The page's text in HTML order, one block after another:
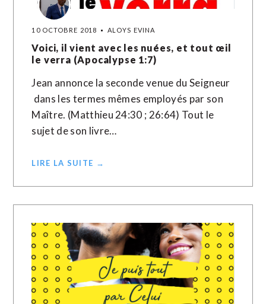
10 OCTOBRE 2018 ALOYS EVINA
Voici, il vient avec les nuées, et tout œil
le verra (Apocalypse 1:7)
Jean annonce la seconde venue du Seigneur
dans les termes mêmes employés par son
Maître. (Matthieu 24:30 ; 26:64) Tout le
sujet de son livre…
LIRE LA SUITE →